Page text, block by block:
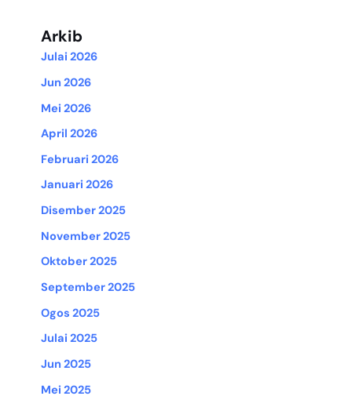
Arkib
Julai 2026
Jun 2026
Mei 2026
April 2026
Februari 2026
Januari 2026
Disember 2025
November 2025
Oktober 2025
September 2025
Ogos 2025
Julai 2025
Jun 2025
Mei 2025